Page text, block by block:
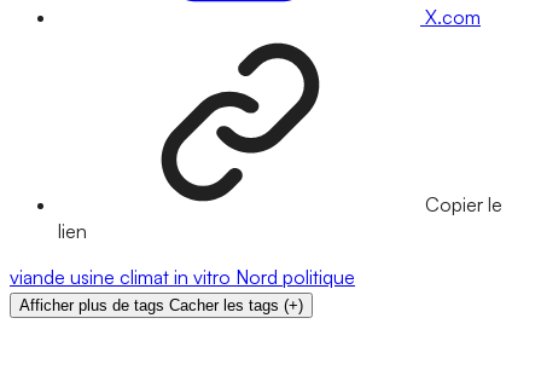
X.com
Copier le
lien
viande usine climat in vitro Nord politique
Afficher plus de tags Cacher les tags (+)